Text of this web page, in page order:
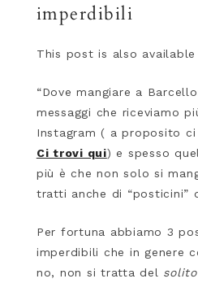
imperdibili
This post is also available
“Dove mangiare a
messaggi che riceviamo
Instagram ( a proposito ci
Ci trovi qui) e spesso
più è che non solo si
tratti anche di “posticini”
Per fortuna abbiamo 3
imperdibili che in genere
no, non si tratta del